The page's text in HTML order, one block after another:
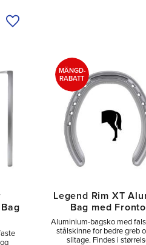
Tilføj til ønskeliste
Legend Rim XT
Bag med
Aluminium-bagsko med
stålskinne for bedre greb
slitage. Findes i
MÄNGD-
RABATT